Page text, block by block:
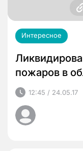
Интересное
пожаров в
12:45 / 24.05.17